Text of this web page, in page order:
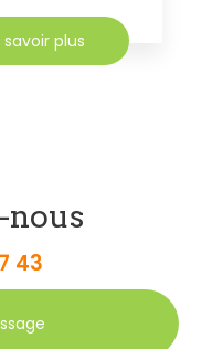
savoir plus
nous
43